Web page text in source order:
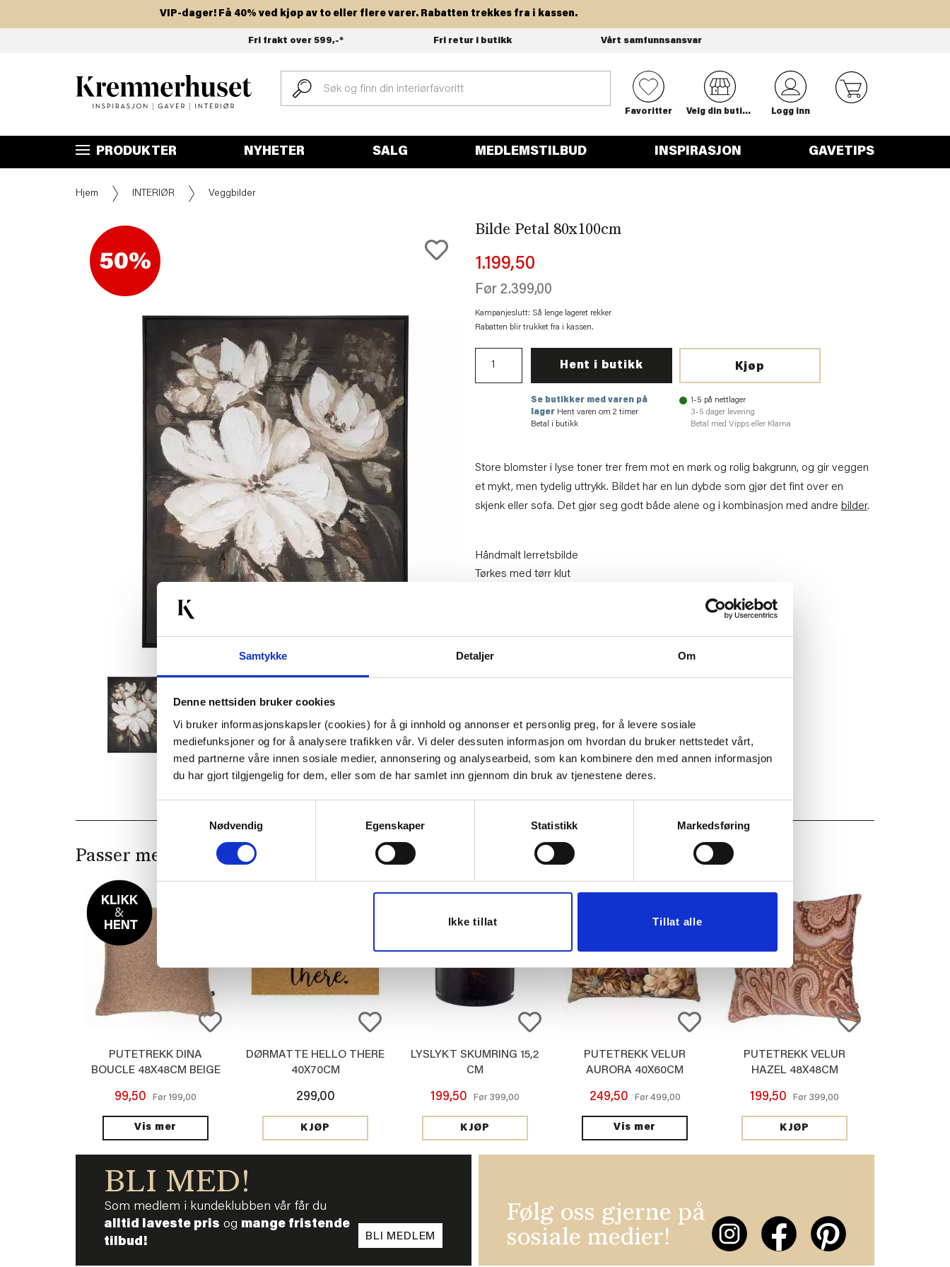
Samtykke Detaljer Om
Denne nettsiden bruker cookies
Vi bruker informasjonskapsler (cookies) for å gi innhold og annonser et personlig preg, for å levere sosiale
mediefunksjoner og for å analysere trafikken vår. Vi deler dessuten informasjon om hvordan du bruker nettstedet vårt,
med partnerne våre innen sosiale medier, annonsering og analysearbeid, som kan kombinere den med annen informasjon
du har gjort tilgjengelig for dem, eller som de har samlet inn gjennom din bruk av tjenestene deres.
Nødvendig
Egenskaper Statistikk Markedsføring
Ikke tillat Tillat alle
Hopp
VIP-dager! Få 40% ved kjøp av to eller flere varer. Rabatten trekkes fra i kassen.
Fri frakt over 599,-* Fri retur i butikk Vårt samfunnsansvar
0
Favoritter Velg din butikk Logg inn
PRODUKTER NYHETER SALG MEDLEMSTILBUD INSPIRASJON GAVETIPS
Hjem INTERIØR Veggbilder
50%
Bilde Petal 80x100cm
1.199,50
Før 2.399,00
Kampanjeslutt: Så lenge lageret rekker
Rabatten blir trukket fra i kassen.
Kjøp
Hent i butikk
1-5 på nettlager
3-5 dager levering
Betal med Vipps eller Klarna
Se butikker med varen på
lagerHent varen om 2 timer
Betal i butikk
Store blomster i lyse toner trer frem mot en mørk og rolig bakgrunn, og gir veggen
et mykt, men tydelig uttrykk. Bildet har en lun dybde som gjør det fint over en
skjenk eller sofa. Det gjør seg godt både alene og i kombinasjon med andre bilder.
Håndmalt lerretsbilde
Tørkes med tørr klut
NB! Fri frakt gjelder ikke denne varen.
Artikkelnummer:
7071100799029
Materiale:
Bredde:
Høyde:
100 cm
Tips venner om dette
Last ned bilde
Passer med
PUTETREKK DINA
BOUCLE 48X48CM BEIGE
99,50 Før 199,00
Vis mer
DØRMATTE HELLO THERE
40X70CM
299,00
KJØP
50%
LYSLYKT SKUMRING 15,2
CM
199,50 Før 399,00
KJØP
PUTETREKK VELUR
AURORA 40X60CM
249,50 Før499,00
Vis mer
PUTETREKK VELUR
HAZEL 48X48CM
199,50 Før 399,00
KJØP
BLI MED!
Som medlem i kundeklubben vår får du
alltid laveste pris og mange fristende
tilbud!
BLI MEDLEM
Følg oss gjerne på
sosiale medier!